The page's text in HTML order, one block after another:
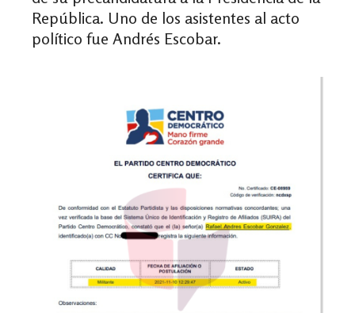
República. Uno de los asistentes al acto
político fue Andrés Escobar.